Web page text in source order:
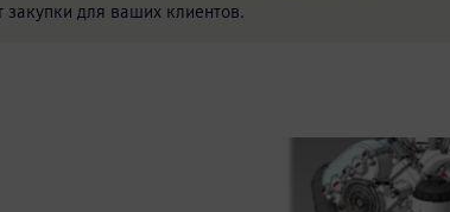
для ваших клиентов.